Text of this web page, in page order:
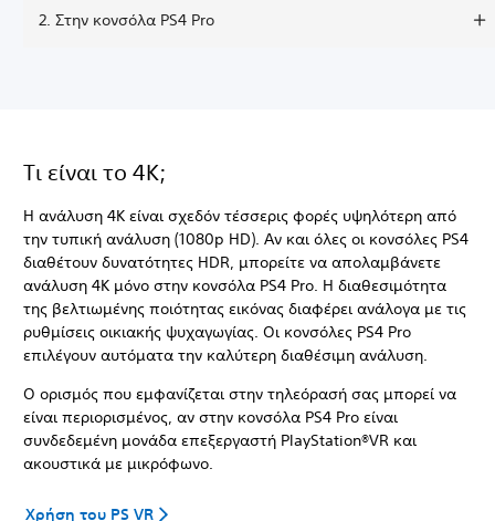
2. Στην κονσόλα PS4 Pro
Τι είναι το 4K;
Η ανάλυση 4Κ είναι σχεδόν τέσσερις φορές υψηλότερη από
την τυπική ανάλυση (1080p HD). Αν και όλες οι κονσόλες PS4
διαθέτουν δυνατότητες HDR, μπορείτε να απολαμβάνετε
ανάλυση 4K μόνο στην κονσόλα PS4 Pro. Η διαθεσιμότητα
της βελτιωμένης ποιότητας εικόνας διαφέρει ανάλογα με τις
ρυθμίσεις οικιακής ψυχαγωγίας. Οι κονσόλες PS4 Pro
επιλέγουν αυτόματα την καλύτερη διαθέσιμη ανάλυση.
Ο ορισμός που εμφανίζεται στην τηλεόρασή σας μπορεί να
είναι περιορισμένος, αν στην κονσόλα PS4 Pro είναι
συνδεδεμένη μονάδα επεξεργαστή PlayStation®VR και
ακουστικά με μικρόφωνο.
Χρήση του PS VR